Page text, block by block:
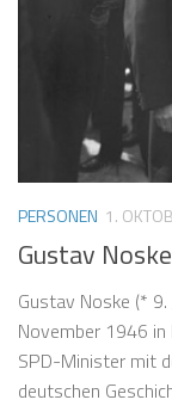
PERSONEN 1.
Gustav Noske
Gustav Noske (*
November 1946
SPD-Minister mit
deutschen